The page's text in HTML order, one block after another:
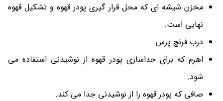
مخزن شیشه ای که محل قرار گیری پودر قهوه و تشکیل قهوه
نهایی است.
درب فرنچ پرس
اهرم که برای جداسازی پودر قهوه از نوشیدنی استفاده می
شود.
صافی که پودر قهوه را از نوشیدنی جدا می کند.